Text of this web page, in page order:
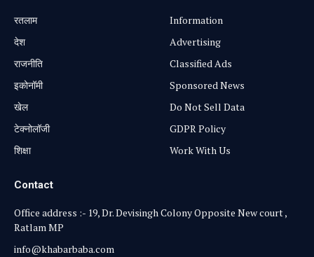
रतलाम
⁠देश
राजनीति
⁠इकोनॉमी
खेल
टेक्नोलॉजी
शिक्षा
Information
Advertising
Classified Ads
Sponsored News
Do Not Sell Data
GDPR Policy
Work With Us
Contact
Office address :- 19, Dr. Devisingh Colony Opposite New court ,
Ratlam MP
info@khabarbaba.com